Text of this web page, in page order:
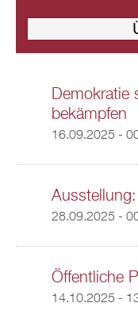
Demokratie
bekämpfen
16.09.2025 -
28.09.2025 -
Öffentliche
14.10.2025 -